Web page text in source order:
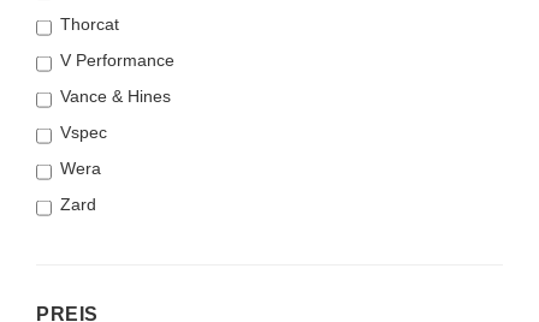
Thorcat
V Performance
Vance & Hines
Vspec
Wera
Zard
PREIS
PREIS